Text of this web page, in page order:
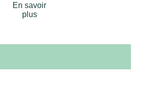
En savoir
plus